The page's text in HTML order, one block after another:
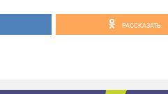
РАССКАЗАТЬ